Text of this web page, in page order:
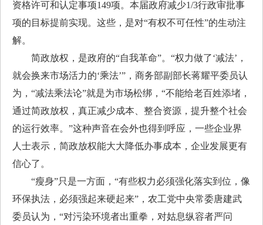
资格许可和认定事项149项。本届政府减少1/3行政审批事
项的目标提前实现。这些，是对“有权不可任性”的生动注
解。
简政放权，是政府的“自我革命”。“权力做了‘减法’，
就会换来市场活力的‘乘法’”，商务部副部长蒋耀平委员认
为，“减法乘法论”就是为市场松绑，“不能给老百姓添堵，
通过简政放权，真正减少成本、整合资源，提升整个社会
的运行效率。”这种声音在会外也得到呼应，一些企业界
人士表示，简政放权能大大降低办事成本，企业发展更有
信心了。
“瘦身”只是一方面，“有些权力必须强化落实到位，像
环保执法，必须强起来硬起来”，农工党中央常委唐建武
委员认为，“对污染环境者出重拳，对姑息纵容者严问